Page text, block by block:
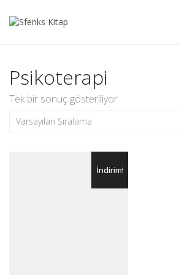
Psikoterapi
Tek bir sonuç gösteriliyor
Varsayılan Sıralama
İndirim!